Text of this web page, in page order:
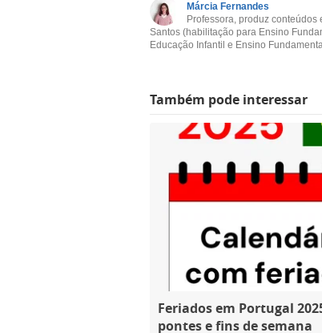
Márcia Fernandes
Professora, produz
Santos (habilitação para Ensino
Educação Infantil e Ensino
Também pode interessar
Feriados em Portugal
pontes e fins de semana